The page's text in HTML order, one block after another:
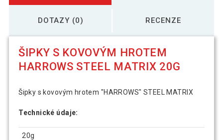
DOTAZY (0) RECENZE
ŠIPKY S KOVOVÝM HROTEM
HARROWS STEEL MATRIX 20G
Šipky s kovovým hrotem "HARROWS" STEEL MATRIX
Technické údaje:
20g